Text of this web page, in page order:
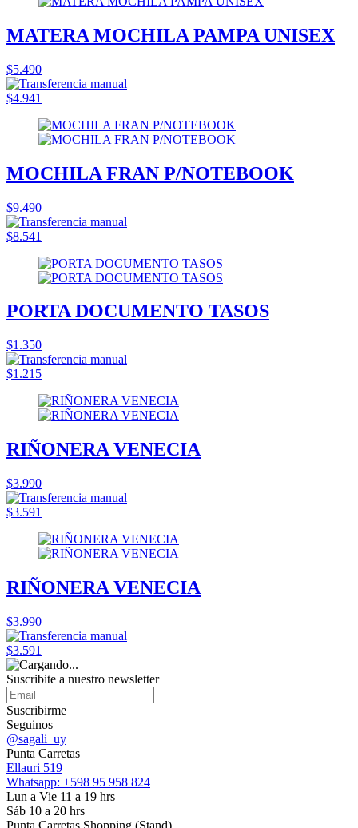
MATERA MOCHILA PAMPA UNISEX
$5.490
$4.941
MOCHILA FRAN P/NOTEBOOK
$9.490
$8.541
PORTA DOCUMENTO TASOS
$1.350
$1.215
RIÑONERA VENECIA
$3.990
$3.591
RIÑONERA VENECIA
$3.990
$3.591
Suscribite a nuestro newsletter
Suscribirme
Seguinos
@sagali_uy
Punta Carretas
Ellauri 519
Whatsapp: +598 95 958 824
Lun a Vie 11 a 19 hrs
Sáb 10 a 20 hrs
Punta Carretas Shopping (Stand)